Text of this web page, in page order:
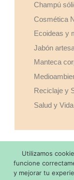
Champú
Cosmética
Ecoideas y
Jabón
Manteca
Reciclaje y
Salud y
Copyright © 2026
derechos
Utilizamos
funcione
y mejorar tu